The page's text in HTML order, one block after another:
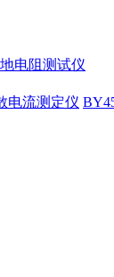
电阻测试仪
电流测定仪